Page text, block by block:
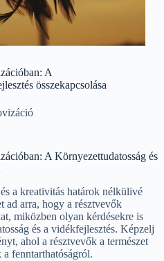
A
összekapcsolása
A Környezettudatosság és
a kreativitás határok nélkülivé
ad arra, hogy a résztvevők
miközben olyan kérdésekre is
és a vidékfejlesztés. Képzelj
ahol a résztvevők a természet
fenntarthatóságról.